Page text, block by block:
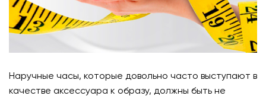
Наручные часы, которые довольно часто выступают в
качестве аксессуара к образу, должны быть не